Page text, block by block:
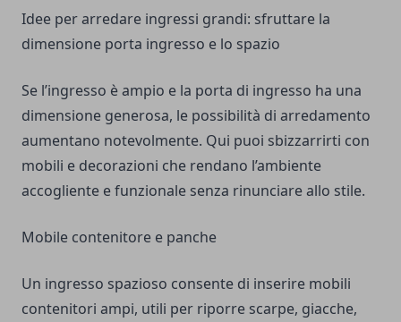
Idee per arredare ingressi grandi: sfruttare la
dimensione porta ingresso e lo spazio
Se l’ingresso è ampio e la porta di ingresso ha una
dimensione generosa, le possibilità di arredamento
aumentano notevolmente. Qui puoi sbizzarrirti con
mobili e decorazioni che rendano l’ambiente
accogliente e funzionale senza rinunciare allo stile.
Mobile contenitore e panche
Un ingresso spazioso consente di inserire mobili
contenitori ampi, utili per riporre scarpe, giacche,